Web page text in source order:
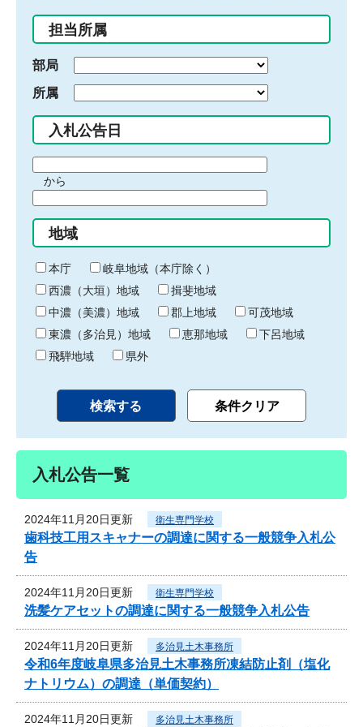
入
力
担当所属
部局
所属
入札公告日
間
始
り
から
間
終
わ
り
地域
本庁
岐阜地域（本庁除く）
西濃（大垣）地域
揖斐地域
中濃（美濃）地域
郡上地域
可茂地域
東濃（多治見）地域
恵那地域
下呂地域
飛騨地域
県外
入札公告一覧
2024年11月20日更新 衛生専門学校
歯科技工用スキャナーの調達に関する一般競争入札公
告
2024年11月20日更新 衛生専門学校
洗髪ケアセットの調達に関する一般競争入札公告
2024年11月20日更新 多治見土木事務所
令和6年度岐阜県多治見土木事務所凍結防止剤（塩化
ナトリウム）の調達（単価契約）
2024年11月20日更新 多治見土木事務所